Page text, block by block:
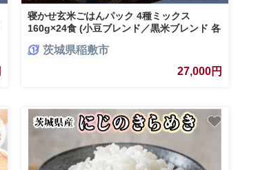
寝かせ玄米ごはんパック 4種ミックス
160g×24食 (小豆ブレンド／黒米ブレンド 各
食)｜玄米 常温保存 パックご飯 備蓄 一人暮
茨城県稲敷市
27,000円